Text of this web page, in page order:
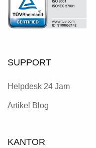
SUPPORT
Helpdesk 24 Jam
Artikel Blog
KANTOR